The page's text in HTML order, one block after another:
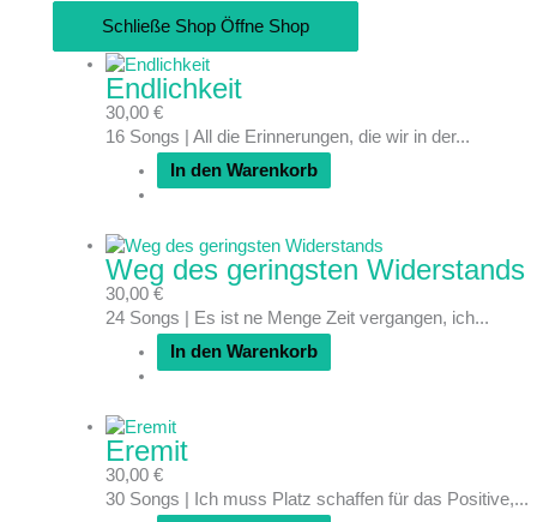
Schließe Shop Öffne Shop
Endlichkeit
30,00 €
16 Songs | All die Erinnerungen, die wir in der...
In den Warenkorb
Weg des geringsten Widerstands
30,00 €
24 Songs | Es ist ne Menge Zeit vergangen, ich...
In den Warenkorb
Eremit
30,00 €
30 Songs | Ich muss Platz schaffen für das Positive,...